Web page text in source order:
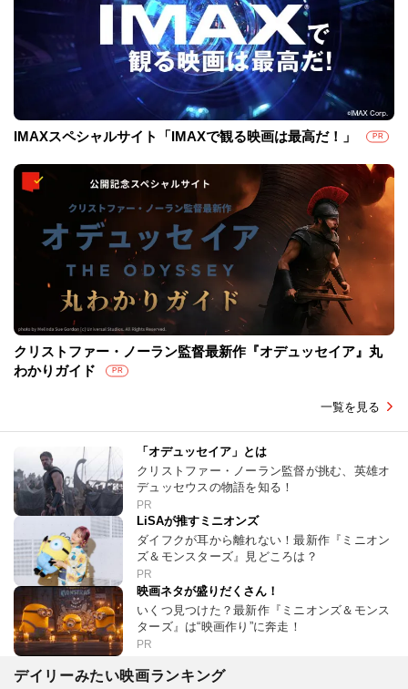
IMAXスペシャルサイト「IMAXで観る映画は最高だ！」 PR
クリストファー・ノーラン監督最新作『オデュッセイア』丸
わかりガイド
PR
一覧を見る
「オデュッセイア」とは
クリストファー・ノーラン監督が挑む、英雄オ
デュッセウスの物語を知る！
PR
LiSAが推すミニオンズ
ダイフクが耳から離れない！最新作『ミニオン
ズ＆モンスターズ』見どころは？
PR
映画ネタが盛りだくさん！
いくつ見つけた？最新作『ミニオンズ＆モンス
ターズ』は“映画作り”に奔走！
PR
デイリーみたい映画ランキング